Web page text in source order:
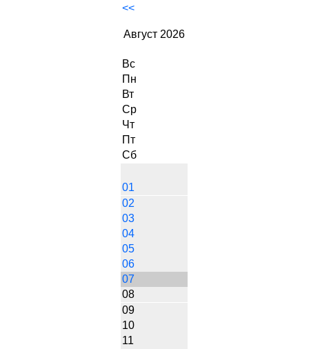
<<
Август 2026
Вс
Пн
Вт
Ср
Чт
Пт
Сб
01
02
03
04
05
06
07
08
09
10
11